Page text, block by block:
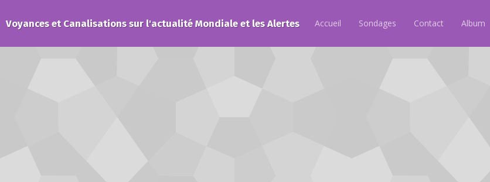
Voyances et Canalisations sur l'actualité Mondiale et les Alertes Accueil Sondages Contact Album